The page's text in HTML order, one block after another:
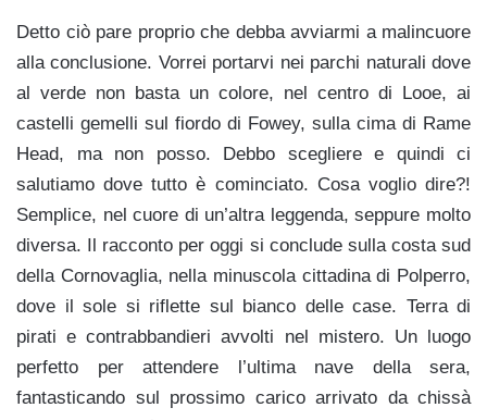
Detto ciò pare proprio che debba avviarmi a malincuore
alla conclusione. Vorrei portarvi nei parchi naturali dove
al verde non basta un colore, nel centro di Looe, ai
castelli gemelli sul fiordo di Fowey, sulla cima di Rame
Head, ma non posso. Debbo scegliere e quindi ci
salutiamo dove tutto è cominciato. Cosa voglio dire?!
Semplice, nel cuore di un’altra leggenda, seppure molto
diversa. Il racconto per oggi si conclude sulla costa sud
della Cornovaglia, nella minuscola cittadina di Polperro,
dove il sole si riflette sul bianco delle case. Terra di
pirati e contrabbandieri avvolti nel mistero. Un luogo
perfetto per attendere l’ultima nave della sera,
fantasticando sul prossimo carico arrivato da chissà